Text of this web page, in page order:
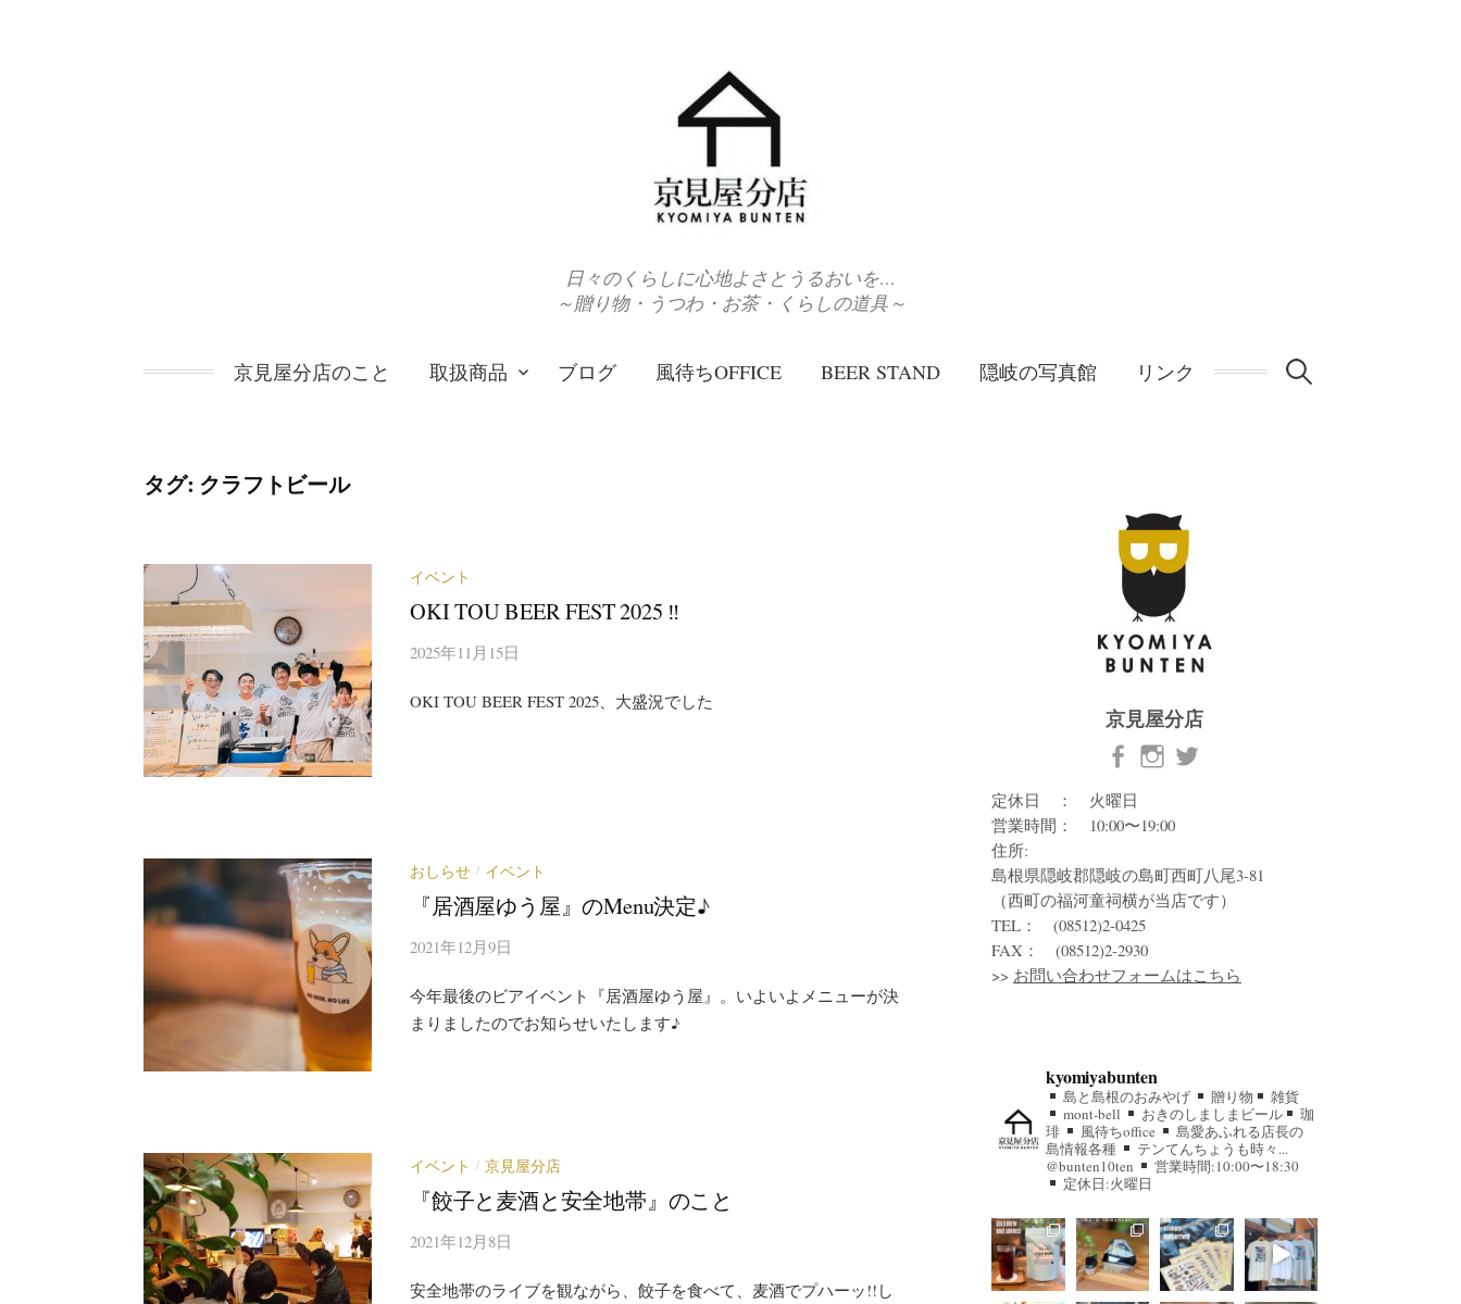
日々のくらしに心地よさとうるおいを…
～贈り物・うつわ・お茶・くらしの道具～
京見屋分店のこと 取扱商品 ブログ 風待ちOFFICE BEER STAND 隠岐の写真館 リンク 検
タグ: クラフトビール
イベント
OKI TOU BEER FEST 2025 ‼
2025年11月15日
OKI TOU BEER FEST 2025、大盛況でした
おしらせ / イベント
『居酒屋ゆう屋』のMenu決定♪
2021年12月9日
今年最後のビアイベント『居酒屋ゆう屋』。いよいよメニューが決
まりましたのでお知らせいたします♪
イベント / 京見屋分店
『餃子と麦酒と安全地帯』のこと
2021年12月8日
安全地帯のライブを観ながら、餃子を食べて、麦酒でプハーッ!!し
京見屋分店
定休日 ： 火曜日
営業時間： 10:00〜19:00
住所:
島根県隠岐郡隠岐の島町西町八尾3-81
（西町の福河童祠横が当店です）
TEL： (08512)2-0425
FAX： (08512)2-2930
>> お問い合わせフォームはこちら
kyomiyabunten
島と島根のおみやげ 贈り物
雑貨
mont-bell
おきのしましまビール
珈
琲
風待ちoffice
島愛あふれる店長の
島情報各種
テンてんちょうも時々...
@bunten10ten
営業時間:10:00〜18:30
定休日:火曜日